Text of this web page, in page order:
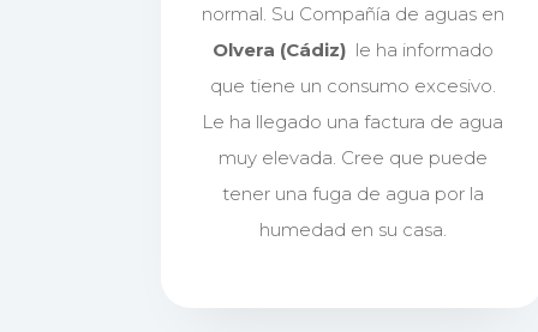
normal. Su Compañía de aguas en
Olvera (Cádiz)le ha informado
que tiene un consumo excesivo.
Le ha llegado una factura de agua
muy elevada. Cree que puede
tener una fuga de agua por la
humedad en su casa.